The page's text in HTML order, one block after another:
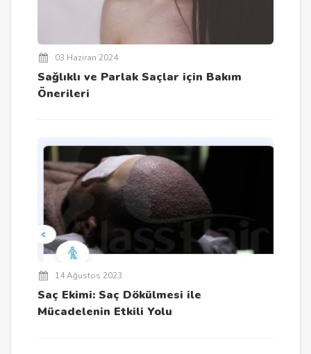
03 Haziran 2024
Sağlıklı ve Parlak Saçlar için Bakım
Önerileri
14 Ağustos 2023
Saç Ekimi: Saç Dökülmesi ile
Mücadelenin Etkili Yolu